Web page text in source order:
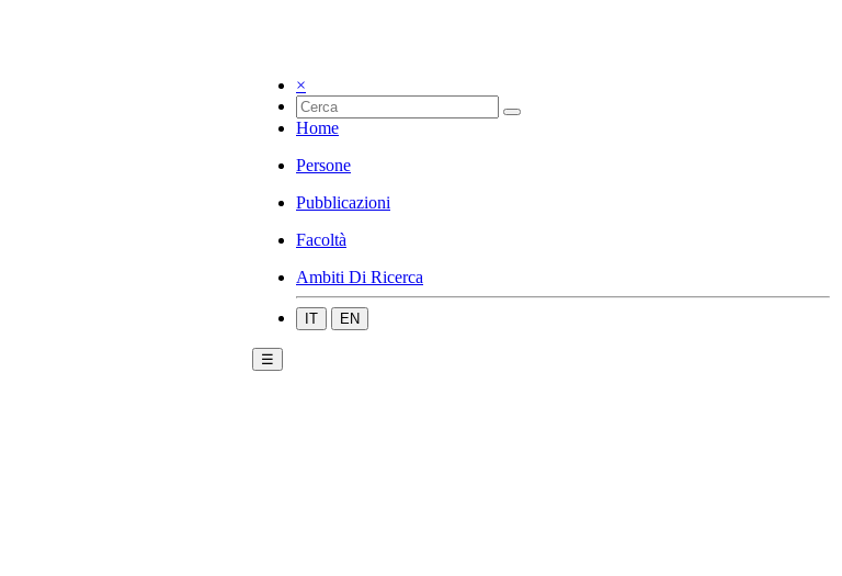
×
Home
Persone
Pubblicazioni
Facoltà
Ambiti Di Ricerca
IT EN
☰